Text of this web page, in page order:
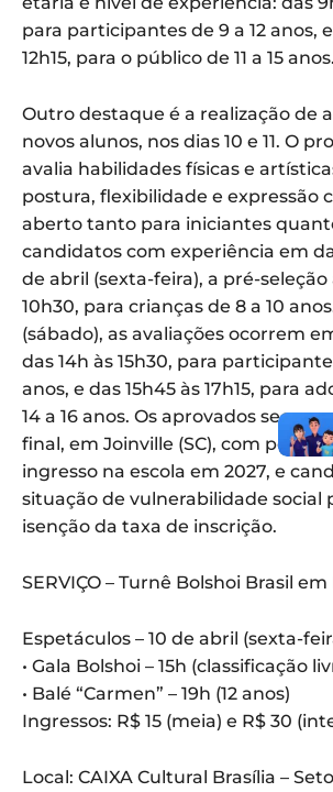
para participantes de 9 a 12 anos,
12h15, para o público de 11 a 15 anos.
Outro destaque é a realização de
novos alunos, nos dias 10 e 11. O
avalia habilidades físicas e
postura, flexibilidade e expressão
aberto tanto para iniciantes
candidatos com experiência em
de abril (sexta-feira), a pré-
10h30, para crianças de 8 a 10
(sábado), as avaliações ocorrem
das 14h às 15h30, para
anos, e das 15h45 às 17h15, para
14 a 16 anos. Os aprovados
final, em Joinville (SC), com
ingresso na escola em 2027, e
situação de vulnerabilidade social
isenção da taxa de inscrição.
SERVIÇO – Turnê Bolshoi Brasil em
Espetáculos – 10 de abril (sexta-
• Gala Bolshoi – 15h (classificação
• Balé “Carmen” – 19h (12 anos)
Ingressos: R$ 15 (meia) e R$ 30
Local: CAIXA Cultural Brasília –